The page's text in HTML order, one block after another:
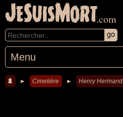
JeSuisMort.com
Menu
► Cimetière ► Henry Hermand